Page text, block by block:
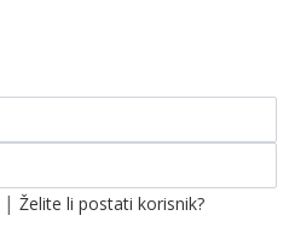
| Želite li postati korisnik?